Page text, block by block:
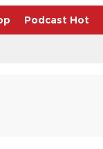
Podcast Hot